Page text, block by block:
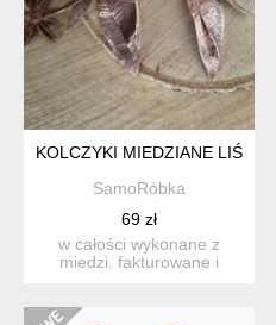
KOLCZYKI MIEDZIANE
SamoRóbka
69 zł
w całości wykonane z
miedzi. fakturowane i